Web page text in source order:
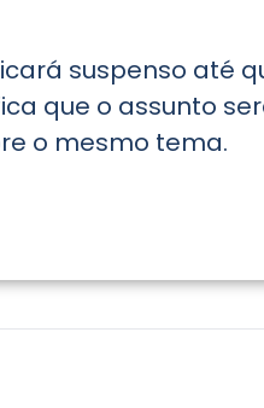
suspenso até
que o assunto
o mesmo tema.